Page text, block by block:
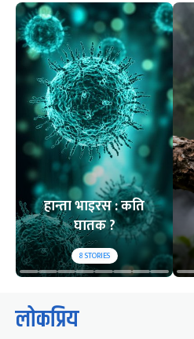
हान्ता भाइरस : कति
घातक ?
8STORIES
लोकप्रिय